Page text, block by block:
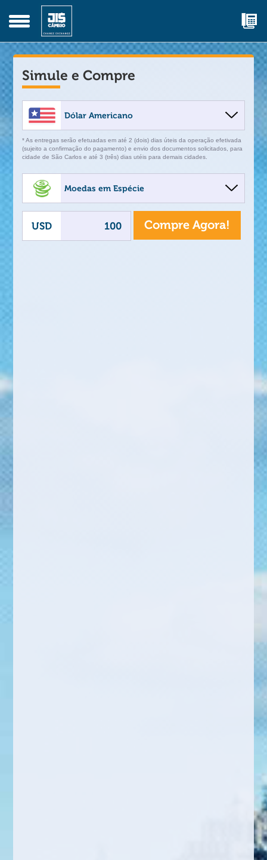
Simule e Compre
* As entregas serão efetuadas em até 2 (dois) dias úteis da operação efetivada
(sujeito a confirmação do pagamento) e envio dos documentos solicitados, para
cidade de São Carlos e até 3 (três) dias utéis para demais cidades.
USD Compre Agora!